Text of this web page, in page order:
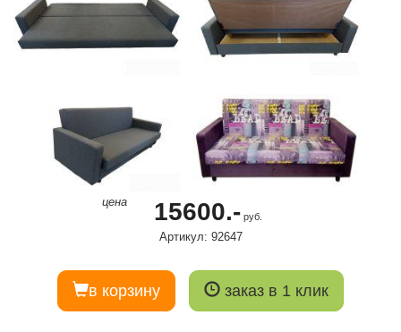
цена 15600.-руб.
Артикул: 92647
в корзину заказ в 1 клик